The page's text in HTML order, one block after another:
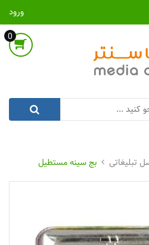
ورود
0
تبلیغاتی بج سینه مستطیل